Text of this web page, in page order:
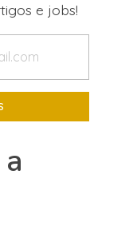
e jobs!